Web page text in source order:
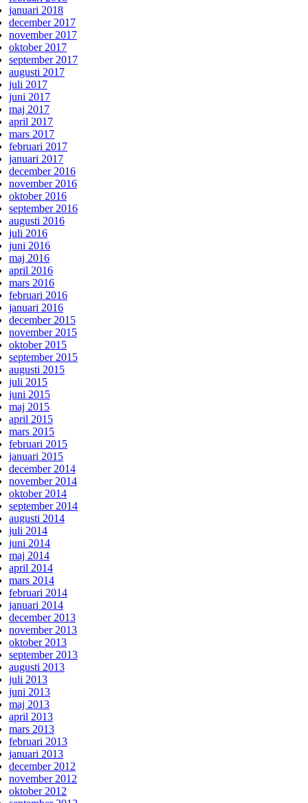
januari 2018
december 2017
november 2017
oktober 2017
september 2017
augusti 2017
juli 2017
juni 2017
maj 2017
april 2017
mars 2017
februari 2017
januari 2017
december 2016
november 2016
oktober 2016
september 2016
augusti 2016
juli 2016
juni 2016
maj 2016
april 2016
mars 2016
februari 2016
januari 2016
december 2015
november 2015
oktober 2015
september 2015
augusti 2015
juli 2015
juni 2015
maj 2015
april 2015
mars 2015
februari 2015
januari 2015
december 2014
november 2014
oktober 2014
september 2014
augusti 2014
juli 2014
juni 2014
maj 2014
april 2014
mars 2014
februari 2014
januari 2014
december 2013
november 2013
oktober 2013
september 2013
augusti 2013
juli 2013
juni 2013
maj 2013
april 2013
mars 2013
februari 2013
januari 2013
december 2012
november 2012
oktober 2012